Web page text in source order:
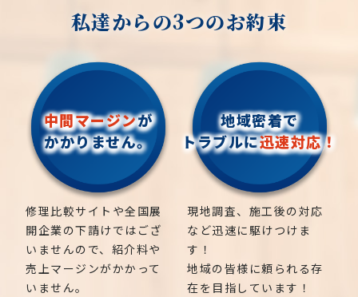
私達からの3つのお約束
中間マージンが
かかりません。
修理比較サイトや全国展
開企業の下請けではござ
いませんので、紹介料や
売上マージンがかかって
いません。
地域密着で
トラブルに迅速対応！
現地調査、施工後の対応
など迅速に駆けつけま
す！
地域の皆様に頼られる存
在を目指しています！